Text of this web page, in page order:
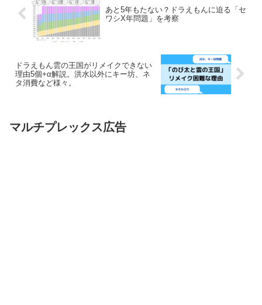
あと5年もたない？ドラえもんに迫る「セ
ワシX年問題」を考察
ドラえもん雲の王国がリメイクできない
理由5個+α解説。洪水以外にキー坊、ネ
タ消費など様々。
マルチプレックス広告